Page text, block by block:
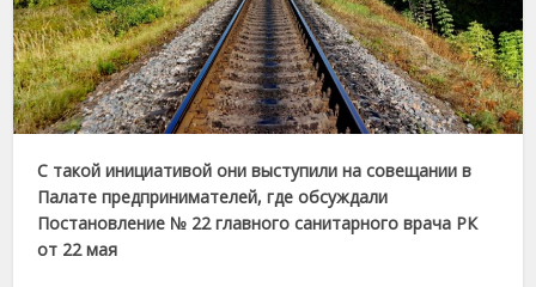
С такой инициативой они выступили на совещании в
Палате предпринимателей, где обсуждали
Постановление № 22 главного санитарного врача РК
от 22 мая